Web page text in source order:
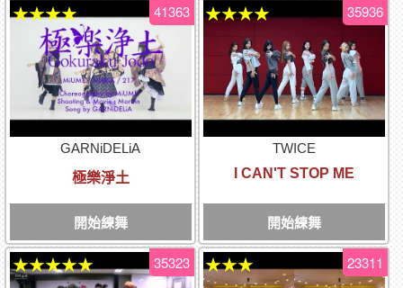
GARNiDELiA
極樂淨土
開始練舞
41363
★★★★
TWICE
I CAN'T STOP ME
開始練舞
35936
★★★★
35323
★★★★★ 23311
★★★